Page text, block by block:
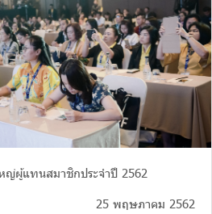
ญ่ผู้แทนสมาชิกประจำปี 2562
25 พฤษภาคม 2562